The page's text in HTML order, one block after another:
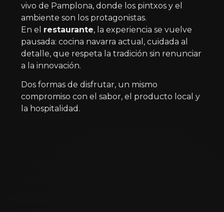
vivo de Pamplona, donde los pintxos y el
ambiente son los protagonistas.
En el restaurante, la experiencia se vuelve
pausada: cocina navarra actual, cuidada al
detalle, que respeta la tradición sin renunciar
a la innovación.
Dos formas de disfrutar, un mismo
compromiso con el sabor, el producto local y
la hospitalidad.